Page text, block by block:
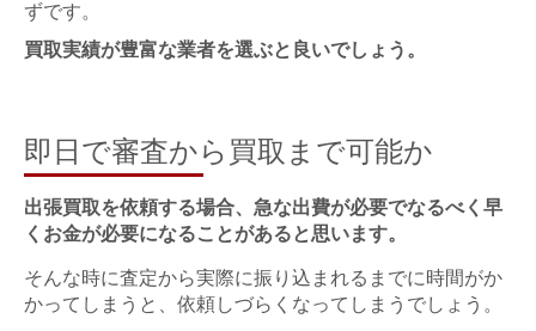
ずです。
買取実績が豊富な業者を選ぶと良いでしょう。
即日で審査から買取まで可能か
出張買取を依頼する場合、急な出費が必要でなるべく早
くお金が必要になることがあると思います。
そんな時に査定から実際に振り込まれるまでに時間がか
かってしまうと、依頼しづらくなってしまうでしょう。